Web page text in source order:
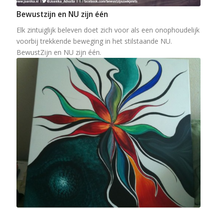
Bewustzijn en NU zijn één
Elk zintuiglijk beleven doet zich voor als een onophoudelijk
voorbij trekkende beweging in het stilstaande NU.
BewustZijn en NU zijn één.